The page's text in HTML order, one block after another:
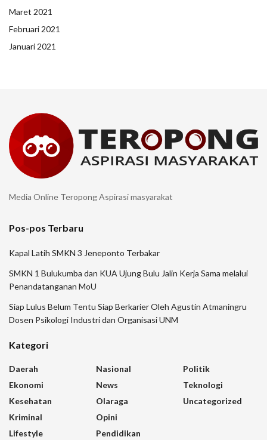
Maret 2021
Februari 2021
Januari 2021
Media Online Teropong Aspirasi masyarakat
Pos-pos Terbaru
Kapal Latih SMKN 3 Jeneponto Terbakar
SMKN 1 Bulukumba dan KUA Ujung Bulu Jalin Kerja Sama melalui
Penandatanganan MoU
Siap Lulus Belum Tentu Siap Berkarier Oleh Agustin Atmaningru
Dosen Psikologi Industri dan Organisasi UNM
Kategori
Daerah
Ekonomi
Kesehatan
Kriminal
Lifestyle
Nasional
News
Olaraga
Opini
Pendidikan
Politik
Teknologi
Uncategorized